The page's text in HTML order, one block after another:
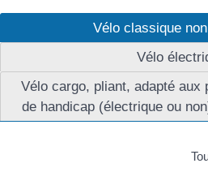
Vélo classique
Vélo
Vélo cargo, pliant, adapté aux
de handicap (électrique ou